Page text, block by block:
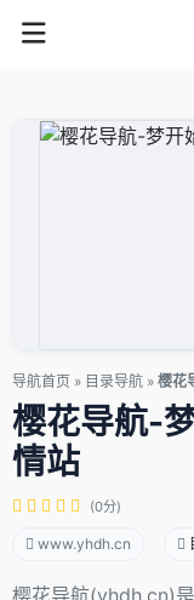
导航首页 » 目录导航 » 樱花
樱花导航-
情站
(0分)
www.yhdh.cn
樱花导航(yhdh.cn)